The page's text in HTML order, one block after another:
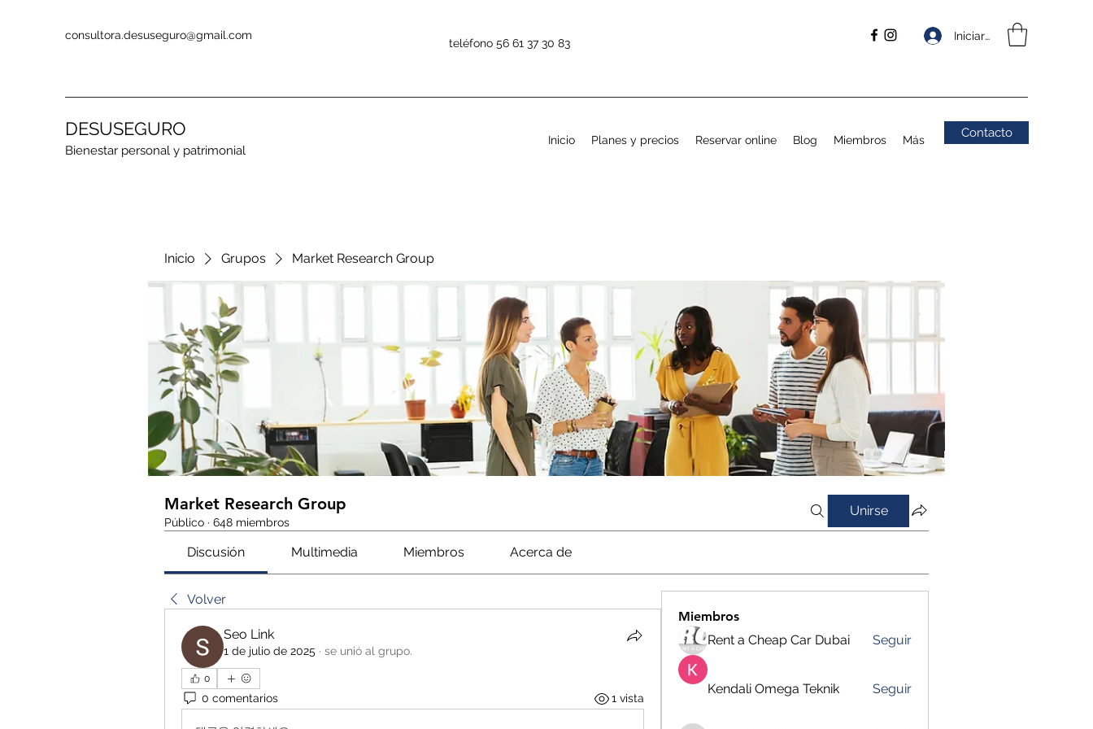
consultora.desuseguro@gmail.com Iniciar sesión
teléfono 56 61 37 30 83
DESUSEGURO
Bienestar personal y patrimonial
Inicio Planes y precios Reservar online Blog Miembros Más Contacto
Inicio Grupos Market Research Group
Market Research Group
Público · 648 miembros
Unirse
Discusión Multimedia Miembros Acerca de
Volver
Seo Link
1 de julio de 2025 · se unió al grupo.
0
0 comentarios 1 vista
Miembros
Rent a Cheap Car Dubai
Seguir
Kendali Omega Teknik Seguir